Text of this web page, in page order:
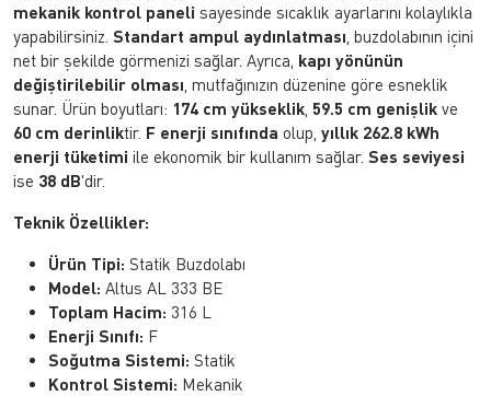
mekanik kontrol paneli sayesinde sıcaklık ayarlarını kolaylıkla
yapabilirsiniz. Standart ampul aydınlatması , buzdolabının içini
net bir şekilde görmenizi sağlar. Ayrıca, kapı yönünün
değiştirilebilir olması , mutfağınızın düzenine göre esneklik
sunar. Ürün boyutları: 174 cm yükseklik 59.5 cm genişlik ve
60 cm derinliktir. F enerji sınıfında olup, yıllık 262.8 kWh
enerji tüketimi ile ekonomik bir kullanım sağlar. Ses seviyesi
ise 38 dB'dir.
Teknik Özellikler:
Ürün Tipi: Statik Buzdolabı
Model: Altus AL 333 BE
Toplam Hacim: 316 L
Enerji Sınıfı: F
Soğutma Sistemi: Statik
Kontrol Sistemi: Mekanik